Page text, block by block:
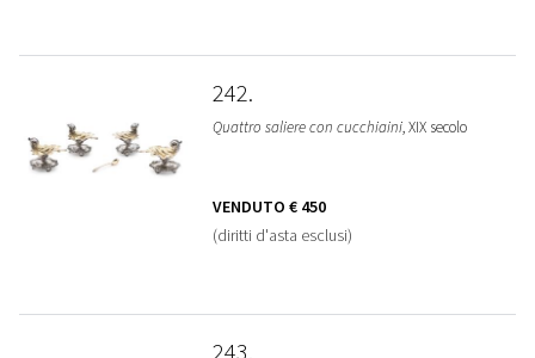
242
Quattro saliere con cucchiaini, XIX secolo
VENDUTO € 450
(diritti d'asta esclusi)
243